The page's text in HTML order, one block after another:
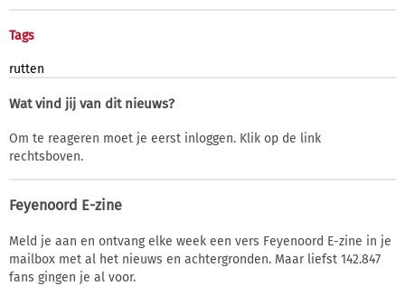
Tags
rutten
Wat vind jij van dit nieuws?
Om te reageren moet je eerst inloggen. Klik op de link
rechtsboven.
Feyenoord E-zine
Meld je aan en ontvang elke week een vers Feyenoord E-zine in je
mailbox met al het nieuws en achtergronden. Maar liefst 142.847
fans gingen je al voor.